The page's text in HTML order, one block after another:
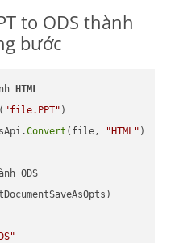
to ODS thành
bước
HTML
( "file.PPT" )
Convert (file, "HTML" )
ODS